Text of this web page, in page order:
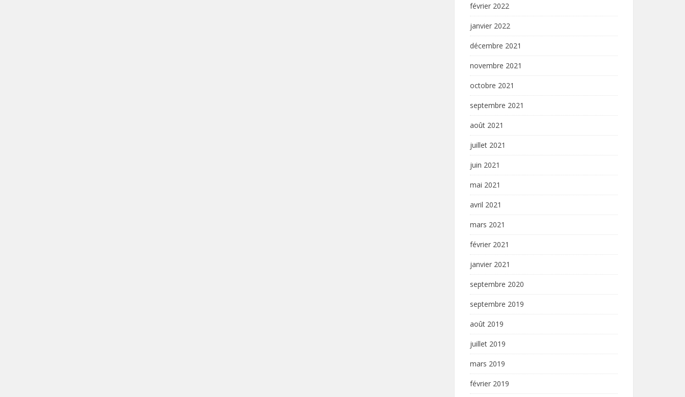
février 2022
janvier 2022
décembre 2021
novembre 2021
octobre 2021
septembre 2021
août 2021
juillet 2021
juin 2021
mai 2021
avril 2021
mars 2021
février 2021
janvier 2021
septembre 2020
septembre 2019
août 2019
juillet 2019
mars 2019
février 2019